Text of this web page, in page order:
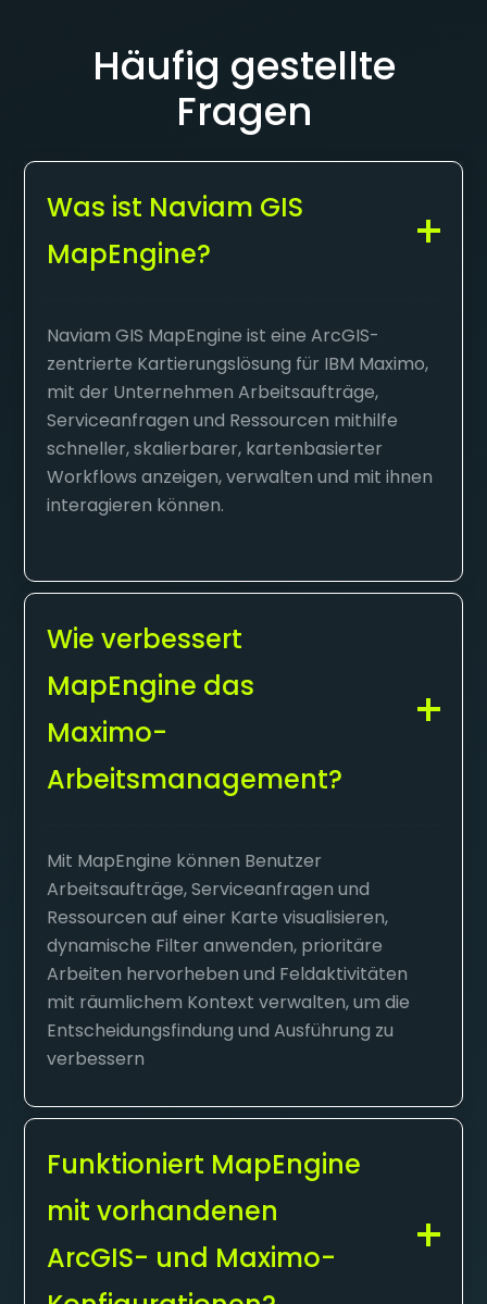
Häufig gestellte
Fragen
Was ist Naviam GIS
MapEngine?
Naviam GIS MapEngine ist eine ArcGIS-
zentrierte Kartierungslösung für IBM Maximo,
mit der Unternehmen Arbeitsaufträge,
Serviceanfragen und Ressourcen mithilfe
schneller, skalierbarer, kartenbasierter
Workflows anzeigen, verwalten und mit ihnen
interagieren können.
Wie verbessert
MapEngine das
Maximo-
Arbeitsmanagement?
Mit MapEngine können Benutzer
Arbeitsaufträge, Serviceanfragen und
Ressourcen auf einer Karte visualisieren,
dynamische Filter anwenden, prioritäre
Arbeiten hervorheben und Feldaktivitäten
mit räumlichem Kontext verwalten, um die
Entscheidungsfindung und Ausführung zu
verbessern
Funktioniert MapEngine
mit vorhandenen
ArcGIS- und Maximo-